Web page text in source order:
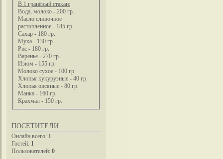
В 1 гранёный стакан:
Вода, молоко - 200 гр.
Масло сливочное
растопленное - 185 гр.
Сахар - 180 гр.
Мука - 130 гр.
Рис - 180 гр.
Варенье - 270 гр.
Изюм - 155 гр.
Молоко сухое - 100 гр.
Хлопья кукурузные - 40 гр.
Хлопья овсяные - 80 гр.
Манка - 160 гр.
Крахмал - 150 гр.
ПОСЕТИТЕЛИ
Онлайн всего: 1
Гостей: 1
Пользователей: 0